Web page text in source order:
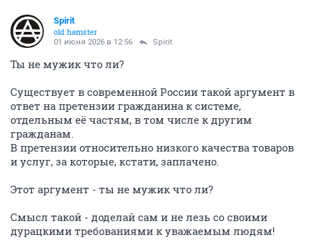
Spirit
old hamster
01 июня 2026 в 12:56 Spirit
Ты не мужик что ли?
Существует в современной России такой аргумент в
ответ на претензии гражданина к системе,
отдельным её частям, в том числе к другим
гражданам.
В претензии относительно низкого качества товаров
и услуг, за которые, кстати, заплачено.
Этот аргумент - ты не мужик что ли?
Смысл такой - доделай сам и не лезь со своими
дурацкими требованиями к уважаемым людям!